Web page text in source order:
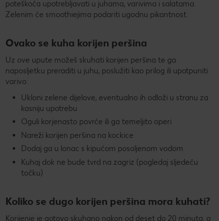
poteškoća upotrebljavati u juhama, varivima i salatama.
Zelenim će smoothiejima podariti ugodnu pikantnost.
Ovako se kuha korijen peršina
Uz ove upute možeš skuhati korijen peršina te ga
naposljetku preraditi u juhu, poslužiti kao prilog ili upotpuniti
varivo:
Ukloni zelene dijelove, eventualno ih odloži u stranu za
kasniju upotrebu
Oguli korjenasto povrće ili ga temeljito operi
Nareži korijen peršina na kockice
Dodaj ga u lonac s kipućom posoljenom vodom
Kuhaj dok ne bude tvrd na zagriz (pogledaj sljedeću
točku)
Koliko se dugo korijen peršina mora kuhati?
Korijenje je gotovo skuhano nakon od deset do 20 minuta, a